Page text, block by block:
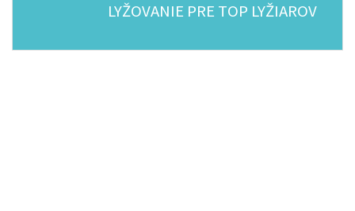
LYŽOVANIE PRE TOP LYŽIAROV